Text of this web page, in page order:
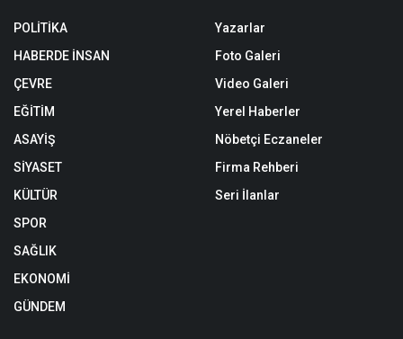
POLİTİKA
HABERDE İNSAN
ÇEVRE
EĞİTİM
ASAYİŞ
SİYASET
KÜLTÜR
SPOR
SAĞLIK
EKONOMİ
GÜNDEM
Yazarlar
Foto Galeri
Video Galeri
Yerel Haberler
Nöbetçi Eczaneler
Firma Rehberi
Seri İlanlar